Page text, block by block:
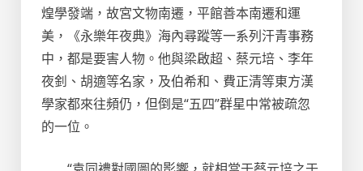
煌學發端，故宮文物南遷，平館善本南遷和運
美，《永樂年夜典》海內尋蹤等一系列汗青事務
中，都是要害人物。他與梁啟超、蔡元培、李年
夜釗、胡適等名家，及伯希和、費正清等東方漢
學家都來往頻仍，但倒是“五四”群星中常被疏忽
的一位。